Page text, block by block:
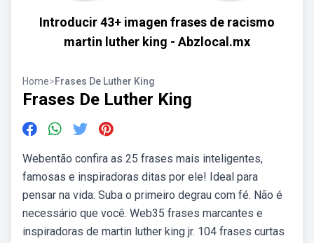
Introducir 43+ imagen frases de racismo
martin luther king - Abzlocal.mx
Home>Frases De Luther King
Frases De Luther King
Webentão confira as 25 frases mais inteligentes,
famosas e inspiradoras ditas por ele! Ideal para
pensar na vida: Suba o primeiro degrau com fé. Não é
necessário que você. Web35 frases marcantes e
inspiradoras de martin luther king jr. 104 frases curtas